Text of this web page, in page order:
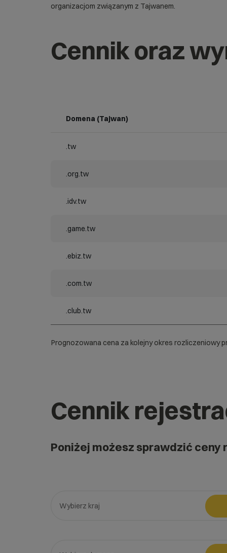
organizacjom związanym z Tajwanem.
Cennik oraz
Domena (Tajwan)
.tw
.org.tw
.idv.tw
.game.tw
.ebiz.tw
.com.tw
.club.tw
Prognozowana cena za kolejny okres rozliczeniowy
Cennik
Poniżej możesz sprawdzić
Wybierz kraj